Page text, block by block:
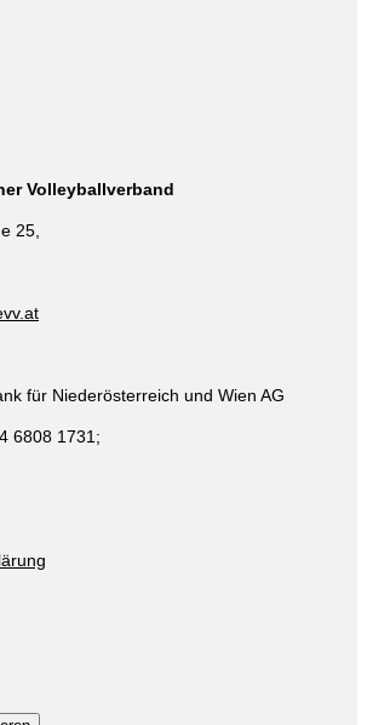
Volleyballverband
25,
für Niederösterreich und Wien AG
6808 1731;